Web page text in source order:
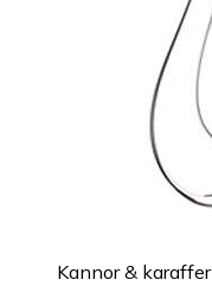
Kannor & karaffer